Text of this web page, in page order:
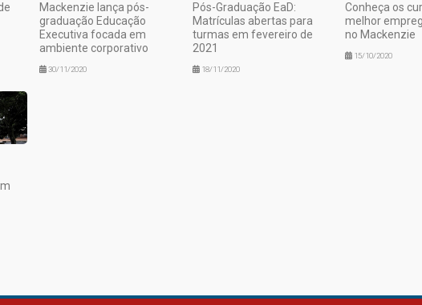
Mackenzie lança pós-
graduação Educação
Executiva focada em
ambiente corporativo
30/11/2020
Pós-Graduação EaD:
Matrículas abertas para
turmas em fevereiro de
2021
18/11/2020
Conheça os
melhor
no Mackenzie
15/10/2020